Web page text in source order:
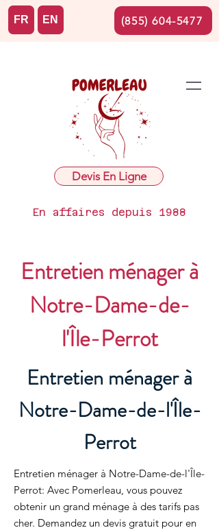
Devis En Ligne
En affaires depuis 1988
FR EN (855) 604-5477
Entretien ménager à
Notre-Dame-de-
l'Île-Perrot
Entretien ménager à
Notre-Dame-de-l'Île-
Perrot
Entretien ménager à Notre-Dame-de-l'Île-
Perrot: Avec Pomerleau, vous pouvez
obtenir un grand ménage à des tarifs pas
cher. Demandez un devis gratuit pour en